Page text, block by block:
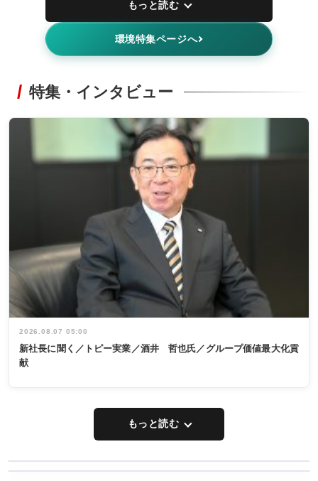
もっと読む
環境特集ページへ
特集・インタビュー
2026.08.07 05:00
新社長に聞く／トピー実業／酒井 哲也氏／グループ価値最大化貢
献
もっと読む